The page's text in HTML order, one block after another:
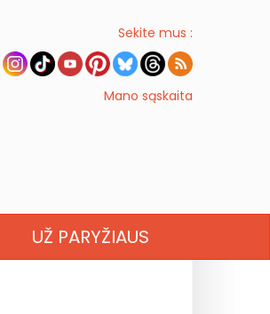
Sekite mus :
Mano sąskaita
UŽ PARYŽIAUS